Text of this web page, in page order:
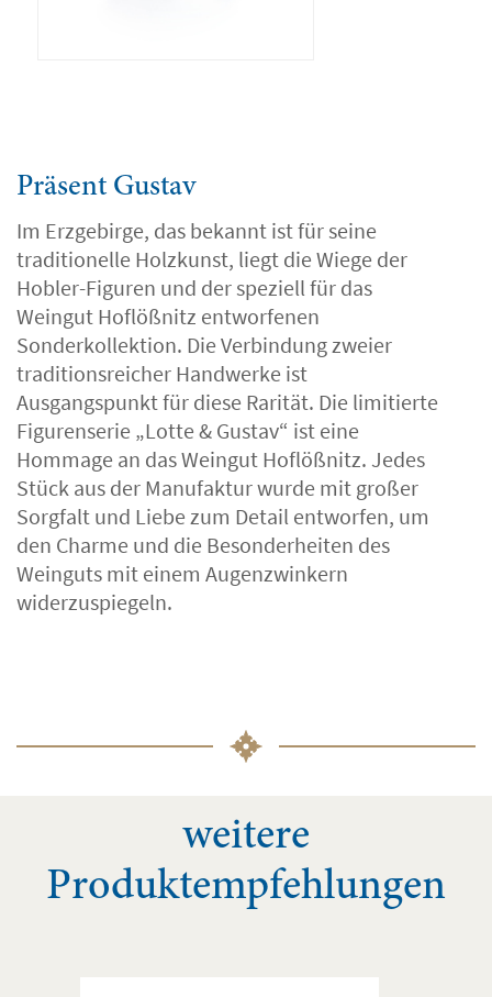
Präsent Gustav
Im Erzgebirge, das bekannt ist für seine
traditionelle Holzkunst, liegt die Wiege der
Hobler-Figuren und der speziell für das
Weingut Hoflößnitz entworfenen
Sonderkollektion. Die Verbindung zweier
traditionsreicher Handwerke ist
Ausgangspunkt für diese Rarität. Die limitierte
Figurenserie „Lotte & Gustav“ ist eine
Hommage an das Weingut Hoflößnitz. Jedes
Stück aus der Manufaktur wurde mit großer
Sorgfalt und Liebe zum Detail entworfen, um
den Charme und die Besonderheiten des
Weinguts mit einem Augenzwinkern
widerzuspiegeln.
weitere
Produktempfehlungen